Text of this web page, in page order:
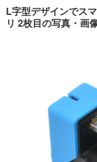
音楽
ペット
プッシュ通知の停止方
L字型デザインでス
リ 2枚目の写真・画